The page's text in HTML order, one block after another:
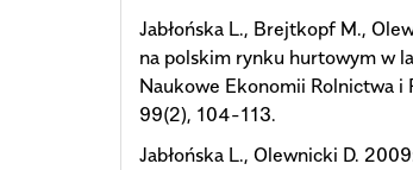
Jabłońska L., Brejtkopf M.,
na polskim rynku hurtowym w
Naukowe Ekonomii Rolnictwa i
99(2), 104-113.
Jabłońska L., Olewnicki D.